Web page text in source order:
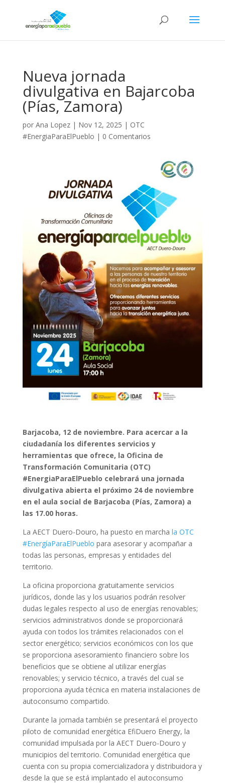
Nueva jornada
divulgativa en Bajarcoba
(Pías, Zamora)
por Ana Lopez| Nov 12, 2025 | OTC
#EnergiaParaElPueblo | 0 Comentarios
Barjacoba, 12 de noviembre. Para acercar a la
ciudadanía los diferentes servicios y
herramientas que ofrece, la Oficina de
Transformación Comunitaria (OTC)
#EnergiaParaElPueblo celebrará una jornada
divulgativa abierta el próximo 24 de noviembre
en el aula social de Barjacoba (Pías, Zamora) a
las 17.00 horas.
La AECT Duero-Douro, ha puesto en marcha la OTC
#EnergíaParaElPueblo para asesorar y acompañar a
todas las personas, empresas y entidades del
territorio.
La oficina proporciona gratuitamente servicios
jurídicos, donde las y los usuarios podrán resolver
dudas legales respecto al uso de energías renovables;
servicios administrativos donde se proporcionará
ayuda con todos los trámites relacionados con el
sector energético; servicios económicos con los que
se proporciona asesoramiento financiero sobre los
beneficios que se obtiene al utilizar energías
renovables; y servicio técnico, a través del cual se
proporciona ayuda técnica en materia instalaciones de
autoconsumo compartido.
Durante la jornada también se presentará el proyecto
piloto de comunidad energética EfiDuero Energy, la
comunidad impulsada por la AECT Duero-Douro y
municipios del territorio. Comunidad energética que
cuenta con su propia comercializadora y distribuidora y
desde la que se está implantado el autoconsumo